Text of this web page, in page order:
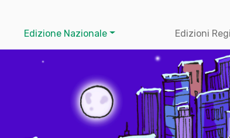
Edizione Nazionale Edizioni